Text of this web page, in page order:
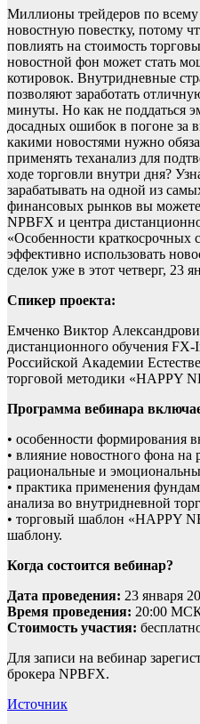
Миллионы трейдеров по
новостную повестку, потому
повлиять на стоимость
новостной фон может стать
котировок. Внутридневные
позволяют заработать
минуты. Но как не поддаться
досадных ошибок в погоне за
какими новостями нужно
применять теханализ для
ходе торговли внутри дня?
зарабатывать на одной из
финансовых рынков вы
NPBFX и центра
«Особенности краткосрочных
эффективно использовать
сделок уже в этот четверг, 23
Спикер проекта:
Емченко Виктор
дистанционного обучения
Российской Академии
торговой методики «HAPPY
Программа вебинара
• особенности формирования
• влияние новостного фона на
рациональные и
• практика применения
анализа во внутридневной
• торговый шаблон «HAPPY
шаблону.
Когда состоится вебинар?
Дата проведения: 23 января
Время проведения: 20:00
Стоимость участия:
Для записи на вебинар
брокера NPBFX.
Источник